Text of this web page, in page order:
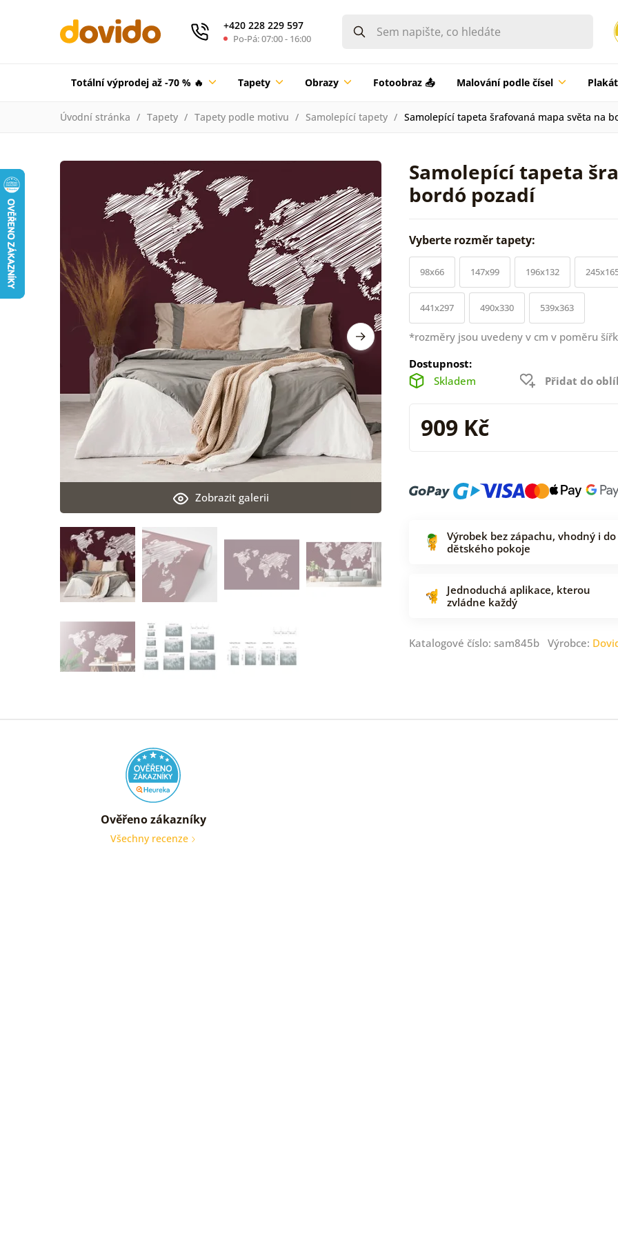
+420 228 229 597
Po-Pá: 07:00 - 16:00
Totální výprodej až -70 % 🔥 Tapety Obrazy Fotoobraz 📤 Malování podle čísel
Úvodní stránka Tapety Tapety podle motivu Samolepící tapety Samolepící tapeta šrafovaná mapa světa na
Samolepící tapeta
bordó pozadí
Zobrazit galerii
Vyberte rozměr tapety:
98x66 147x99 196x132
441x297 490x330 539x363
*rozměry jsou uvedeny v cm v poměru
Dostupnost:
Skladem
Přidat do
909 Kč
Výrobek bez zápachu, vhodný i do
dětského pokoje
Jednoduchá aplikace, kterou
zvládne každý
Katalogové číslo: sam845b Výrobce:
Ověřeno zákazníky
Všechny recenze